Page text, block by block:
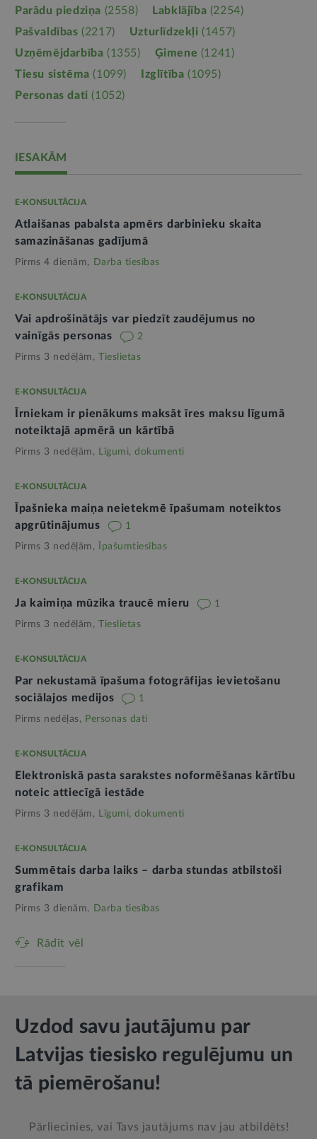
Parādu piedziņa (2558) Labklājība (2254)
Pašvaldības (2217) Uzturlīdzekļi (1457)
Uzņēmējdarbība (1355) Ģimene (1241)
Tiesu sistēma (1099) Izglītība (1095)
Personas dati (1052)
IESAKĀM
E-KONSULTĀCIJA
Atlaišanas pabalsta apmērs darbinieku skaita
samazināšanas gadījumā
Pirms 4 dienām, Darba tiesības
E-KONSULTĀCIJA
Vai apdrošinātājs var piedzīt zaudējumus no
vainīgās personas
2
Pirms 3 nedēļām, Tieslietas
E-KONSULTĀCIJA
Īrniekam ir pienākums maksāt īres maksu līgumā
noteiktajā apmērā un kārtībā
Pirms 3 nedēļām, Līgumi, dokumenti
E-KONSULTĀCIJA
Īpašnieka maiņa neietekmē īpašumam noteiktos
apgrūtinājumus
1
Pirms 3 nedēļām, Īpašumtiesības
E-KONSULTĀCIJA
Ja kaimiņa mūzika traucē mieru 1
Pirms 3 nedēļām, Tieslietas
E-KONSULTĀCIJA
Par nekustamā īpašuma fotogrāfijas ievietošanu
sociālajos medijos
1
Pirms nedēļas, Personas dati
E-KONSULTĀCIJA
Elektroniskā pasta sarakstes noformēšanas kārtību
noteic attiecīgā iestāde
Pirms 3 nedēļām, Līgumi, dokumenti
E-KONSULTĀCIJA
Summētais darba laiks – darba stundas atbilstoši
grafikam
Pirms 3 dienām, Darba tiesības
Rādīt vēl
Uzdod savu jautājumu par
Latvijas tiesisko regulējumu un
tā piemērošanu!
Pārliecinies, vai Tavs jautājums nav jau atbildēts!